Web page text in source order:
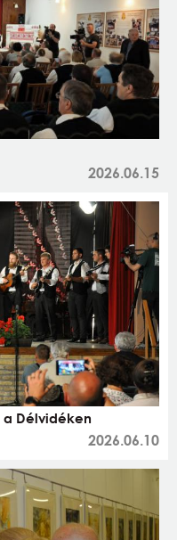
2026.06.15
Délvidéken
2026.06.10